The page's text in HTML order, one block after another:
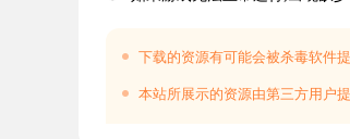
3、把这个邀请码告诉好友
配置要求
下载的资源有可能会被杀毒软件
本站所展示的资源由第三方用户